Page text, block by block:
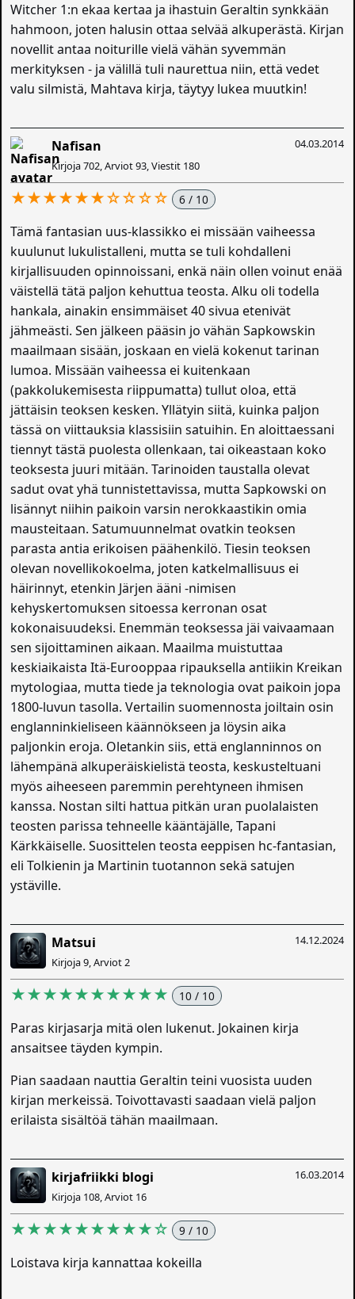
Witcher 1:n ekaa kertaa ja ihastuin Geraltin synkkään
hahmoon, joten halusin ottaa selvää alkuperästä. Kirjan
novellit antaa noiturille vielä vähän syvemmän
merkityksen - ja välillä tuli naurettua niin, että vedet
valu silmistä, Mahtava kirja, täytyy lukea muutkin!
04.03.2014
Nafisan
Kirjoja 702, Arviot 93, Viestit 180
★★★★★★☆☆☆☆ 6 / 10
Tämä fantasian uus-klassikko ei missään vaiheessa
kuulunut lukulistalleni, mutta se tuli kohdalleni
kirjallisuuden opinnoissani, enkä näin ollen voinut enää
väistellä tätä paljon kehuttua teosta. Alku oli todella
hankala, ainakin ensimmäiset 40 sivua etenivät
jähmeästi. Sen jälkeen pääsin jo vähän Sapkowskin
maailmaan sisään, joskaan en vielä kokenut tarinan
lumoa. Missään vaiheessa ei kuitenkaan
(pakkolukemisesta riippumatta) tullut oloa, että
jättäisin teoksen kesken. Yllätyin siitä, kuinka paljon
tässä on viittauksia klassisiin satuihin. En aloittaessani
tiennyt tästä puolesta ollenkaan, tai oikeastaan koko
teoksesta juuri mitään. Tarinoiden taustalla olevat
sadut ovat yhä tunnistettavissa, mutta Sapkowski on
lisännyt niihin paikoin varsin nerokkaastikin omia
mausteitaan. Satumuunnelmat ovatkin teoksen
parasta antia erikoisen päähenkilö. Tiesin teoksen
olevan novellikokoelma, joten katkelmallisuus ei
häirinnyt, etenkin Järjen ääni -nimisen
kehyskertomuksen sitoessa kerronan osat
kokonaisuudeksi. Enemmän teoksessa jäi vaivaamaan
sen sijoittaminen aikaan. Maailma muistuttaa
keskiaikaista Itä-Eurooppaa ripauksella antiikin Kreikan
mytologiaa, mutta tiede ja teknologia ovat paikoin jopa
1800-luvun tasolla. Vertailin suomennosta joiltain osin
englanninkieliseen käännökseen ja löysin aika
paljonkin eroja. Oletankin siis, että englanninnos on
lähempänä alkuperäiskielistä teosta, keskusteltuani
myös aiheeseen paremmin perehtyneen ihmisen
kanssa. Nostan silti hattua pitkän uran puolalaisten
teosten parissa tehneelle kääntäjälle, Tapani
Kärkkäiselle. Suosittelen teosta eeppisen hc-fantasian,
eli Tolkienin ja Martinin tuotannon sekä satujen
ystäville.
14.12.2024
Matsui
Kirjoja 9, Arviot 2
★★★★★★★★★★ 10 / 10
Paras kirjasarja mitä olen lukenut. Jokainen kirja
ansaitsee täyden kympin.
Pian saadaan nauttia Geraltin teini vuosista uuden
kirjan merkeissä. Toivottavasti saadaan vielä paljon
erilaista sisältöä tähän maailmaan.
16.03.2014
kirjafriikki blogi
Kirjoja 108, Arviot 16
★★★★★★★★★☆ 9 / 10
Loistava kirja kannattaa kokeilla